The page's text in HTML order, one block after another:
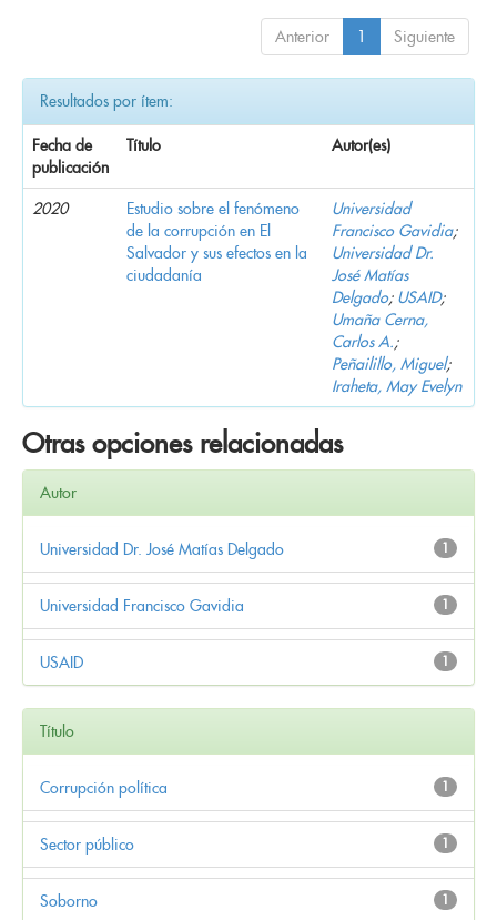
Anterior 1 Siguiente
Resultados por ítem:
Fecha de
publicación
Título Autor(es)
2020
Estudio sobre el fenómeno
de la corrupción en El
Salvador y sus efectos en la
ciudadanía
Universidad
Francisco Gavidia;
Universidad Dr.
José Matías
Delgado; USAID;
Umaña Cerna,
Carlos A.;
Peñailillo, Miguel;
Iraheta, May Evelyn
Otras opciones relacionadas
Autor
1
Universidad Dr. José Matías Delgado
1
Universidad Francisco Gavidia
1
USAID
Título
1
Corrupción política
1
Sector público
1
Soborno